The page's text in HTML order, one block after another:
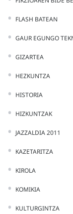
FLASH BATEAN
GAUR EGUNGO
GIZARTEA
HEZKUNTZA
HISTORIA
HIZKUNTZAK
JAZZALDIA 2011
KAZETARITZA
KIROLA
KOMIKIA
KULTURGINTZA